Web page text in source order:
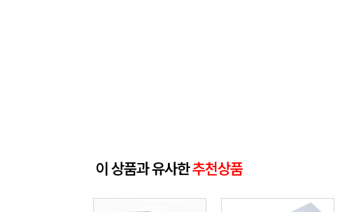
이 상품과 유사한추천상품